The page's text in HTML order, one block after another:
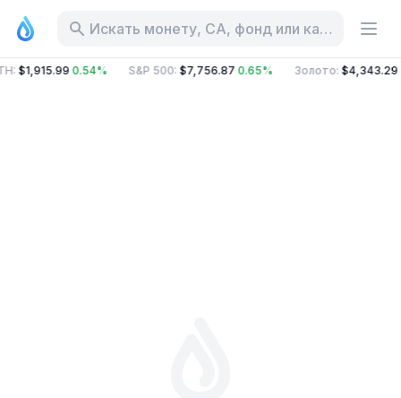
Искать монету, CA, фонд или категорию
: $1,915.99 0.54% S&P 500: $7,756.87 0.65% Золото: $4,343.29